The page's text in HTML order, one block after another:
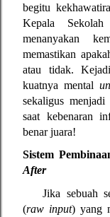
begitu
Kepala
menanyakan
memastikan
atau tidak.
kuatnya mental
sekaligus
saat kebenaran
benar juara!
Sistem
After
Jika sebuah
(raw input) yang